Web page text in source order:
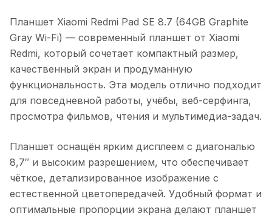
Планшет Xiaomi Redmi Pad SE 8.7 (64GB Graphite
Gray Wi-Fi) — современный планшет от Xiaomi
Redmi, который сочетает компактный размер,
качественный экран и продуманную
функциональность. Эта модель отлично подходит
для повседневной работы, учёбы, веб-серфинга,
просмотра фильмов, чтения и мультимедиа-задач.
Планшет оснащён ярким дисплеем с диагональю
8,7″ и высоким разрешением, что обеспечивает
чёткое, детализированное изображение с
естественной цветопередачей. Удобный формат и
оптимальные пропорции экрана делают планшет